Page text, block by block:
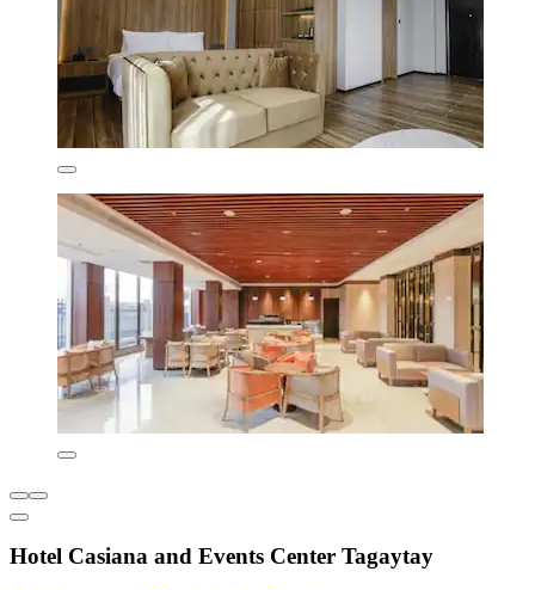
Hotel Casiana and Events Center Tagaytay